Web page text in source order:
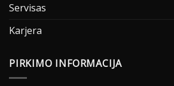
Servisas
Karjera
PIRKIMO INFORMACIJA